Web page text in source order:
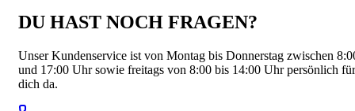
DU HAST NOCH FRAGEN?
Unser Kundenservice ist von Montag bis Donnerstag zwischen
und 17:00 Uhr sowie freitags von 8:00 bis 14:00 Uhr persönlich für
dich da.